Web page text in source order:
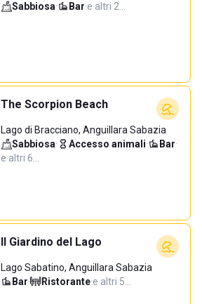
Sabbiosa· Bar·e altri 2…
The Scorpion Beach
Lago di Bracciano, Anguillara Sabazia
Sabbiosa· Accesso animali· Bar·
e altri 6…
Il Giardino del Lago
Lago Sabatino, Anguillara Sabazia
Bar· Ristorante·e altri 5…